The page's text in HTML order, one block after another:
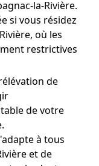
la-Rivière.
si vous résidez
où les
restrictives
de
de votre
à tous
et de